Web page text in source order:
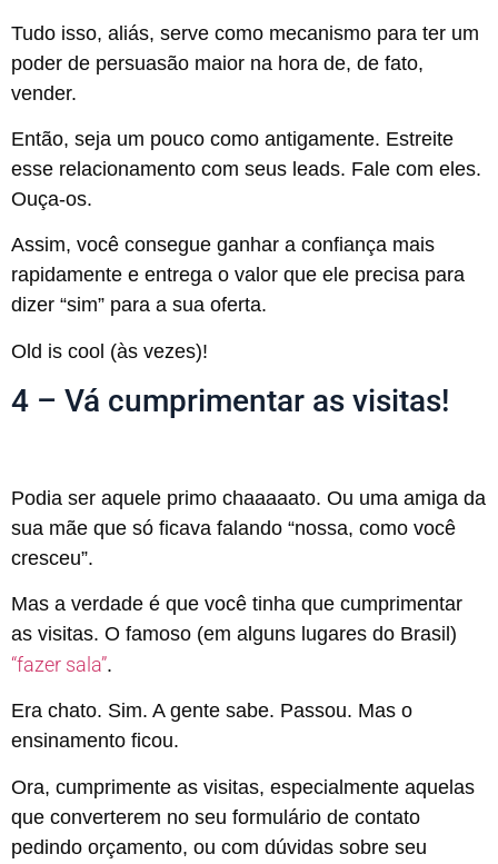
Tudo isso, aliás, serve como mecanismo para ter um
poder de persuasão maior na hora de, de fato,
vender.
Então, seja um pouco como antigamente. Estreite
esse relacionamento com seus leads. Fale com eles.
Ouça-os.
Assim, você consegue ganhar a confiança mais
rapidamente e entrega o valor que ele precisa para
dizer “sim” para a sua oferta.
Old is cool (às vezes)!
4 – Vá cumprimentar as visitas!
Podia ser aquele primo chaaaaato. Ou uma amiga da
sua mãe que só ficava falando “nossa, como você
cresceu”.
Mas a verdade é que você tinha que cumprimentar
as visitas. O famoso (em alguns lugares do Brasil)
“fazer sala”.
Era chato. Sim. A gente sabe. Passou. Mas o
ensinamento ficou.
Ora, cumprimente as visitas, especialmente aquelas
que converterem no seu formulário de contato
pedindo orçamento, ou com dúvidas sobre seu